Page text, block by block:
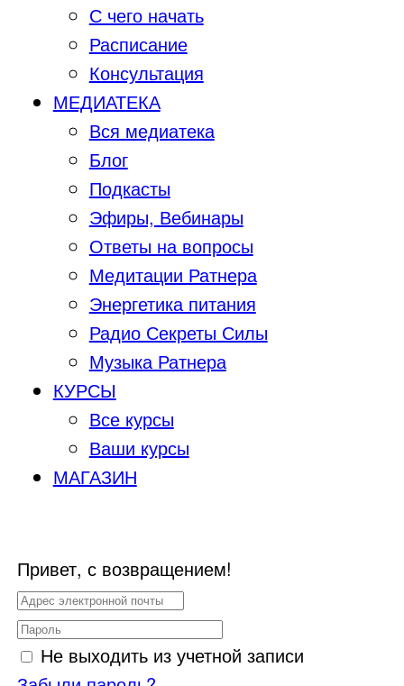
С чего начать
Расписание
Консультация
МЕДИАТЕКА
Вся медиатека
Блог
Подкасты
Эфиры, Вебинары
Ответы на вопросы
Медитации Ратнера
Энергетика питания
Радио Секреты Силы
Музыка Ратнера
КУРСЫ
Все курсы
Ваши курсы
МАГАЗИН
Привет, с возвращением!
Не выходить из учетной записи